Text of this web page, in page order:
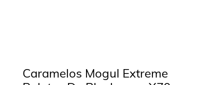
Caramelos Mogul Extreme